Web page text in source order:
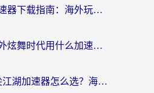
热血传奇回国加速器下载指南：海外玩家如何流畅砍怪不卡顿？
海外党必看：国外炫舞时代用什么加速器比较好？解决延迟卡顿的终极方案
美国玩剑网3指尖江湖加速器怎么选？海外党亲测避坑指南